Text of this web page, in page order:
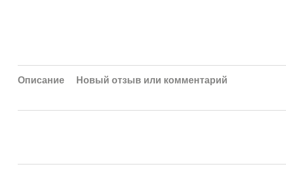
Описание Новый отзыв или комментарий